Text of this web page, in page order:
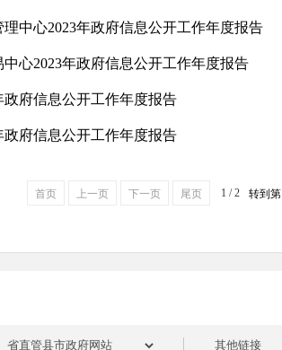
中心2023年政府信息公开工作年度报告
心2023年政府信息公开工作年度报告
政府信息公开工作年度报告
政府信息公开工作年度报告
首页 上一页 下一页 尾页 1 / 2 转到第